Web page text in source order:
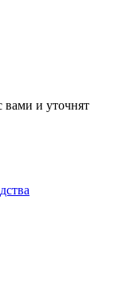
вами и уточнят